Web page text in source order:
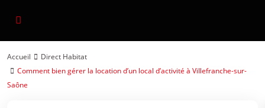
Accueil
Direct Habitat
Comment bien gérer la location d’un local d’activité à Villefranche-sur-
Saône